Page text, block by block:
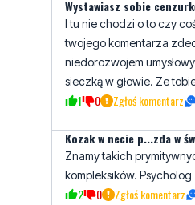
niedorozwojem
sieczką w głowie. Ze
1 0 Zgłoś komentarz
Kozak w necie p...zda w
Znamy takich
2 0 Zgłoś komentarz
gdańskie bose antki
ooooo sosnowiec